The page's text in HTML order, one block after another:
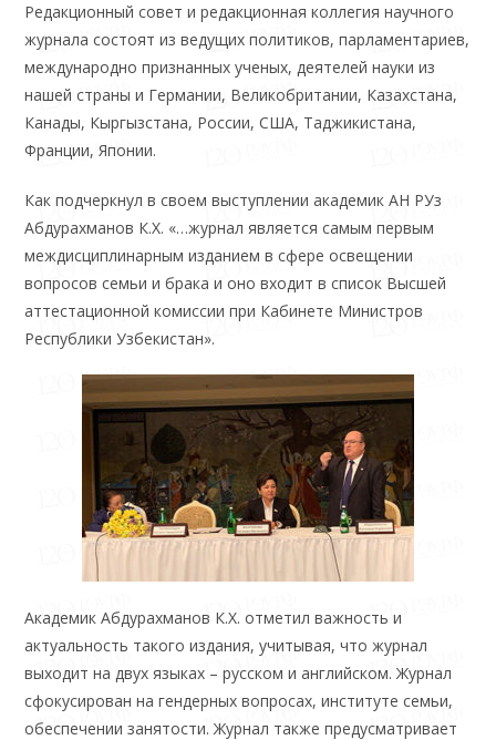
Редакционный совет и редакционная коллегия научного
журнала состоят из ведущих политиков, парламентариев,
международно признанных ученых, деятелей науки из
нашей страны и Германии, Великобритании, Казахстана,
Канады, Кыргызстана, России, США, Таджикистана,
Франции, Японии.
Как подчеркнул в своем выступлении академик АН РУз
Абдурахманов К.Х. «…журнал является самым первым
междисциплинарным изданием в сфере освещении
вопросов семьи и брака и оно входит в список Высшей
аттестационной комиссии при Кабинете Министров
Республики Узбекистан».
Академик Абдурахманов К.Х. отметил важность и
актуальность такого издания, учитывая, что журнал
выходит на двух языках – русском и английском. Журнал
сфокусирован на гендерных вопросах, институте семьи,
обеспечении занятости. Журнал также предусматривает